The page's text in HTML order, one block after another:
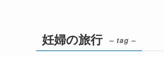
妊婦の旅行 – tag –